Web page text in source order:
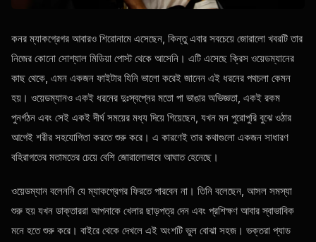
কনর ম্যাকগ্রেগর আবারও শিরোনামে এসেছেন, কিন্তু এবার সবচেয়ে জোরালো খবরটি তার
নিজের কোনো সোশ্যাল মিডিয়া পোস্ট থেকে আসেনি। এটি এসেছে ক্রিস ওয়েডম্যানের
কাছ থেকে, এমন একজন ফাইটার যিনি ভালো করেই জানেন এই ধরনের পথচলা কেমন
হয়। ওয়েডম্যানও একই ধরনের দুঃস্বপ্নের মতো পা ভাঙার অভিজ্ঞতা, একই রকম
পুনর্গঠন এবং সেই একই দীর্ঘ সময়ের মধ্য দিয়ে গিয়েছেন, যখন মন পুরোপুরি বুঝে ওঠার
আগেই শরীর সহযোগিতা করতে শুরু করে। এ কারণেই তার কথাগুলো একজন সাধারণ
বহিরাগতের মতামতের চেয়ে বেশি জোরালোভাবে আঘাত হেনেছে।
ওয়েডম্যান বলেননি যে ম্যাকগ্রেগর ফিরতে পারবেন না। তিনি বলেছেন, আসল সমস্যা
শুরু হয় যখন ডাক্তাররা আপনাকে খেলার ছাড়পত্র দেন এবং প্রশিক্ষণ আবার স্বাভাবিক
মনে হতে শুরু করে। বাইরে থেকে দেখলে এই অংশটি ভুল বোঝা সহজ। ভক্তরা প্যাড